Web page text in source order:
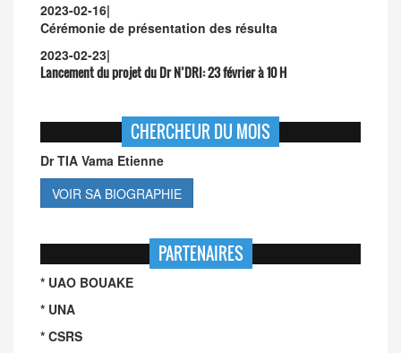
2023-02-16|
Cérémonie de présentation des résulta
2023-02-23|
Lancement du projet du Dr N’DRI:23 février à 10 H
CHERCHEUR DU MOIS
Dr TIA Vama Etienne
VOIR SA BIOGRAPHIE
PARTENAIRES
* UAO BOUAKE
* UNA
* CSRS